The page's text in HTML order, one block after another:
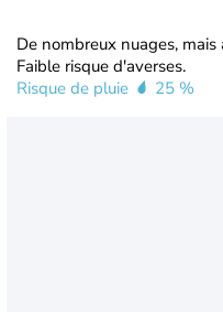
De nombreux nuages,
Faible risque d'averses.
Risque de pluie
25 %